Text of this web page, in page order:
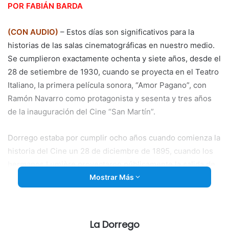
POR FABIÁN BARDA
(CON AUDIO) – Estos días son significativos para la
historias de las salas cinematográficas en nuestro medio.
Se cumplieron exactamente ochenta y siete años, desde el
28 de setiembre de 1930, cuando se proyecta en el Teatro
Italiano, la primera película sonora, “Amor Pagano”, con
Ramón Navarro como protagonista y sesenta y tres años
de la inauguración del Cine “San Martín”.
Dorrego estaba por cumplir ocho años cuando comienza la
historia del Cine un 28 de diciembre de 1895, cuando los
obreros de una fábrica francesa en Lyon, la demolición de
un muro, la llegada de un tren y un barco saliendo del
Afiche de la primera película sonora proyectada en Coronel
Mostrar Más
La Dorrego